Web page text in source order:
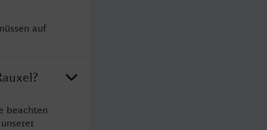
auf
beachten